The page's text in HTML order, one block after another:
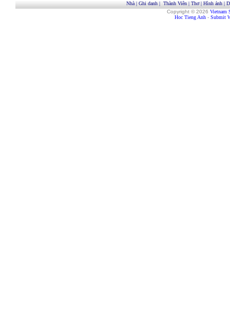
Nhà| Ghi danh| Thành Viên| Thơ| Hình ảnh|
Copyright © 2026 Vietnam
Hoc Tieng Anh - Submit